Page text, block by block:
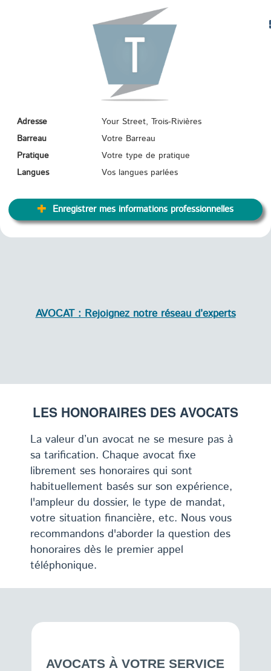
Adresse
Your Street, Trois-Rivières
Barreau
Votre Barreau
Pratique
Votre type de pratique
Langues
Vos langues parlées
Enregistrer mes informations professionnelles
AVOCAT : Rejoignez notre réseau d’experts
LES HONORAIRES DES AVOCATS
La valeur d’un avocat ne se mesure pas à
sa tarification. Chaque avocat fixe
librement ses honoraires qui sont
habituellement basés sur son expérience,
l'ampleur du dossier, le type de mandat,
votre situation financière, etc. Nous vous
recommandons d'aborder la question des
honoraires dès le premier appel
téléphonique.
AVOCATS À VOTRE SERVICE